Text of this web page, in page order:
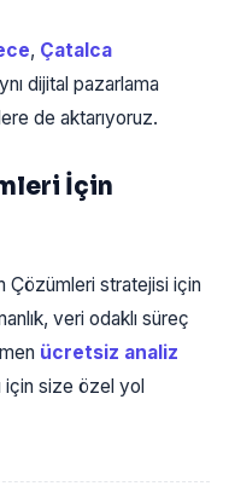
, Çatalca
dijital pazarlama
de aktarıyoruz.
İçin
Çözümleri stratejisi için
veri odaklı süreç
ücretsiz analiz
için size özel yol